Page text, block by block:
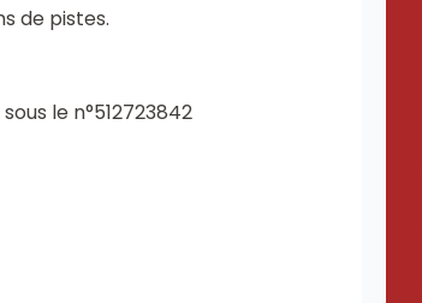
de pistes.
le n°512723842